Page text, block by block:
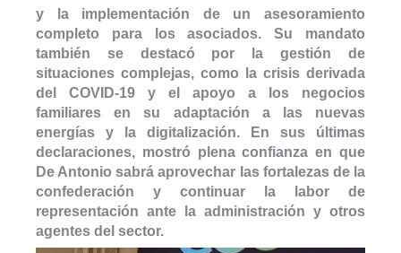
y la implementación de un asesoramiento
completo para los asociados. Su mandato
también se destacó por la gestión de
situaciones complejas, como la crisis derivada
del COVID-19 y el apoyo a los negocios
familiares en su adaptación a las nuevas
energías y la digitalización. En sus últimas
declaraciones, mostró plena confianza en que
De Antonio sabrá aprovechar las fortalezas de la
confederación y continuar la labor de
representación ante la administración y otros
agentes del sector.